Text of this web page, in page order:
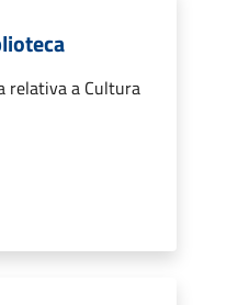
relativa a Cultura